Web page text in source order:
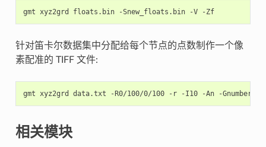
gmt xyz2grd floats.bin -Snew_floats.bin -V -Zf
针对笛卡尔数据集中分配给每个节点的点数制作一个像
素配准的 TIFF 文件:
gmt xyz2grd data.txt -R0/100/0/100 -r -I10 -An -
相关模块